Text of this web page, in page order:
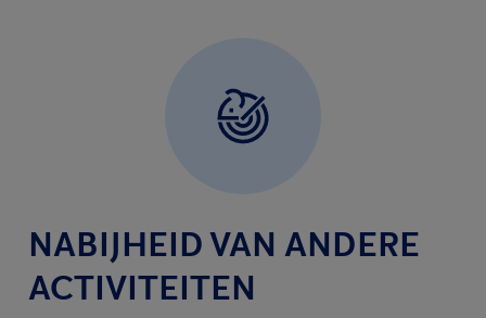
NABIJHEID VAN ANDERE
ACTIVITEITEN